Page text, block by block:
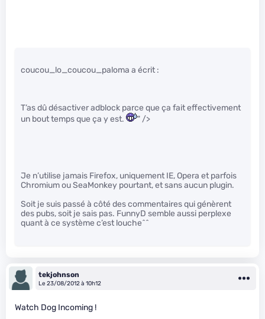
coucou_lo_coucou_paloma a écrit :
T’as dû désactiver adblock parce que ça fait effectivement
un bout temps que ça y est.
" />
Je n’utilise jamais Firefox, uniquement IE, Opera et parfois
Chromium ou SeaMonkey pourtant, et sans aucun plugin.
Soit je suis passé à côté des commentaires qui génèrent
des pubs, soit je sais pas. FunnyD semble aussi perplexe
quant à ce système c’est louche^^
tekjohnson
Le 23/08/2012 à 10h12
Watch Dog Incoming !